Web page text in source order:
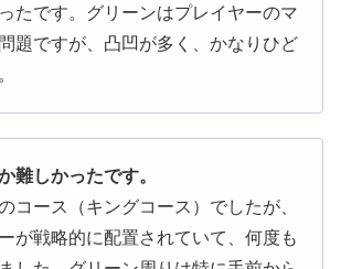
たです。グリーンはプレイヤーのマ
題ですが、凸凹が多く、かなりひど
難しかったです。
コース（キングコース）でしたが、
が戦略的に配置されていて、何度も